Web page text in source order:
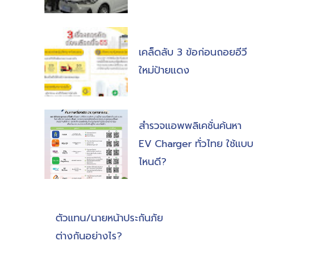
เคล็ดลับ 3 ข้อก่อนถอยอีวี
ใหม่ป้ายแดง
สำรวจแอพพลิเคชั่นค้นหา
EV Charger ทั่วไทย ใช้แบบ
ไหนดี?
ตัวแทน/นายหน้าประกันภัย
ต่างกันอย่างไร?